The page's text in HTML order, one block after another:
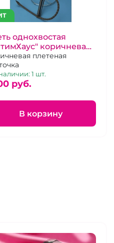
однохвостая
коричневая
плетеная
1 шт.
pуб.
В корзину